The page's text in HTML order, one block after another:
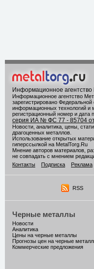
Информационное агентство
Информационное агентство
зарегистрировано
информационных технологий и
регистрационный номер и дата
серия ИА № ФС 77 - 85704 от
Новости, аналитика, цены,
драгоценных металлов.
Использование открытых
гиперссылкой на MetalTorg.Ru
Мнение авторов материалов,
не совпадать с мнением
Контакты
Подписка Реклама
RSS
Черные металлы
Новости
Аналитика
Цены на черные металлы
Прогнозы цен на черные
Коммерческие предложения